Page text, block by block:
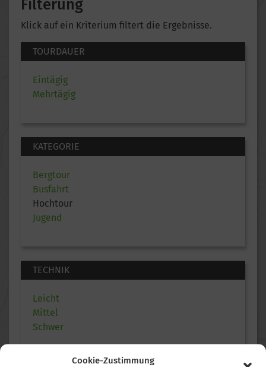
Cookie-Zustimmung
Filterung
Klick auf ein Kriterium filtert die Ergebnisse.
TOURDAUER
Eintägig
Mehrtägig
KATEGORIE
Bergtour
Busfahrt
Hochtour
Jugend
TECHNIK
Leicht
Mittel
Schwer